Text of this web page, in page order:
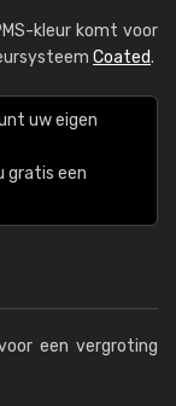
kleur komt voor
Coated.
uw eigen
gratis een
een vergroting